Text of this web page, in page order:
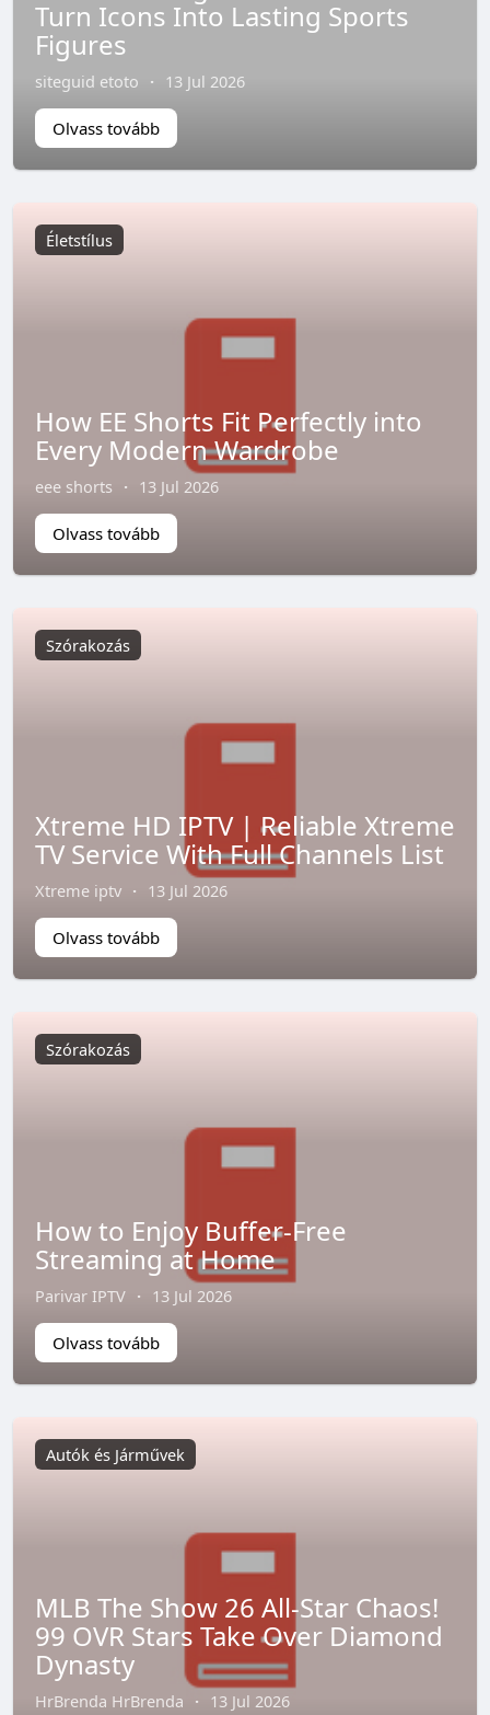
Turn Icons Into Lasting Sports
Figures
siteguid etoto · 13 Jul 2026
Olvass tovább
Életstílus
How EE Shorts Fit Perfectly into
Every Modern Wardrobe
eee shorts · 13 Jul 2026
Olvass tovább
Szórakozás
Xtreme HD IPTV | Reliable Xtreme
TV Service With Full Channels List
Xtreme iptv · 13 Jul 2026
Olvass tovább
Szórakozás
How to Enjoy Buffer-Free
Streaming at Home
Parivar IPTV · 13 Jul 2026
Olvass tovább
Autók és Járművek
MLB The Show 26 All-Star Chaos!
99 OVR Stars Take Over Diamond
Dynasty
HrBrenda HrBrenda · 13 Jul 2026